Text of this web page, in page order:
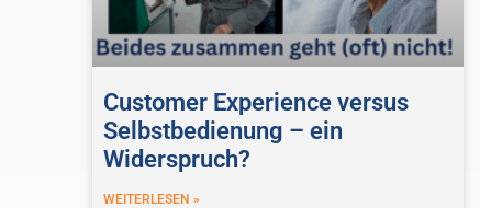
Customer Experience versus
Selbstbedienung – ein
Widerspruch?
WEITERLESEN »